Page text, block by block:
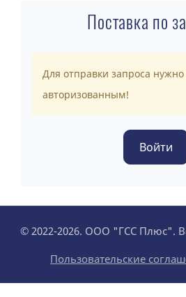
Поставка по
Для отправки запроса
авторизованным!
© 2022-2026. ООО "ГСС Плюс".
Пользовательские